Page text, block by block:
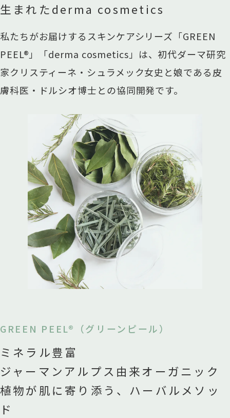
生まれたderma cosmetics
私たちがお届けするスキンケアシリーズ「GREEN
PEEL®」「derma cosmetics」は、初代ダーマ研究
家クリスティーネ・シュラメック女史と娘である皮
膚科医・ドルシオ博士との協同開発です。
GREEN PEEL®（グリーンピール）
ミネラル豊富
ジャーマンアルプス由来オーガニック
植物が肌に寄り添う、ハーバルメソッ
ド